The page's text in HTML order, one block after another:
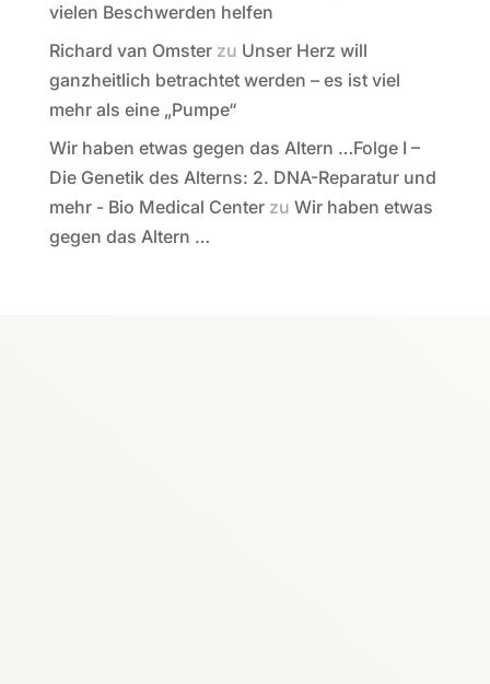
vielen Beschwerden helfen
Richard van Omsterzu Unser Herz will
ganzheitlich betrachtet werden – es ist viel
mehr als eine „Pumpe“
Wir haben etwas gegen das Altern …Folge I –
Die Genetik des Alterns: 2. DNA-Reparatur und
mehr - Bio Medical Centerzu Wir haben etwas
gegen das Altern …